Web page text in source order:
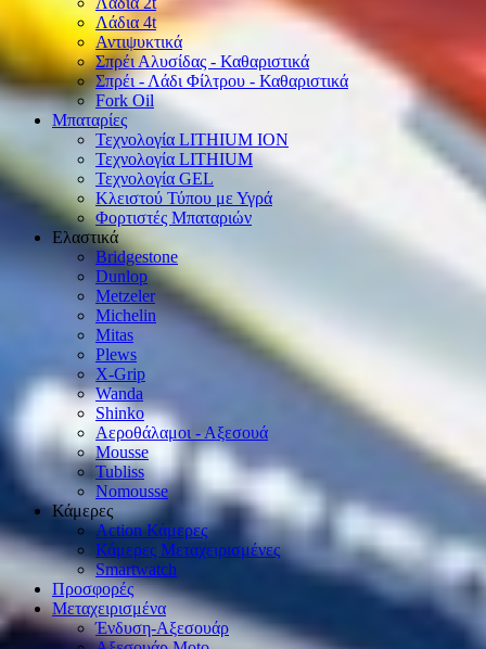
Λάδια 4t
Αντιψυκτικά
Σπρέι Αλυσίδας - Καθαριστικά
Σπρέι - Λάδι Φίλτρου - Καθαριστικά
Fork Oil
Μπαταρίες
Τεχνολογία LITHIUM ION
Τεχνολογία LITHIUM
Τεχνολογία GEL
Κλειστού Τύπου με Υγρά
Φορτιστές Μπαταριών
Ελαστικά
Bridgestone
Dunlop
Metzeler
Michelin
Mitas
Plews
X-Grip
Wanda
Shinko
Αεροθάλαμοι - Αξεσουά
Mousse
Tubliss
Nomousse
Κάμερες
Action Κάμερες
Κάμερες Μεταχειρισμένες
Smartwatch
Προσφορές
Μεταχειρισμένα
Ένδυση-Αξεσουάρ